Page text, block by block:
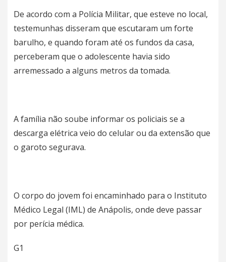
De acordo com a Polícia Militar, que esteve no local,
testemunhas disseram que escutaram um forte
barulho, e quando foram até os fundos da casa,
perceberam que o adolescente havia sido
arremessado a alguns metros da tomada.
A família não soube informar os policiais se a
descarga elétrica veio do celular ou da extensão que
o garoto segurava.
O corpo do jovem foi encaminhado para o Instituto
Médico Legal (IML) de Anápolis, onde deve passar
por perícia médica.
G1